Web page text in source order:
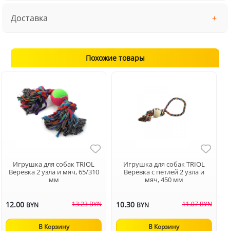
Доставка
Похожие товары
Игрушка для собак TRIOL
Веревка 2 узла и мяч, 65/310
мм
12.00 BYN 13.23 BYN
В Корзину
Игрушка для собак TRIOL
Веревка с петлей 2 узла и
мяч, 450 мм
10.30 BYN 11.07 BYN
В Корзину